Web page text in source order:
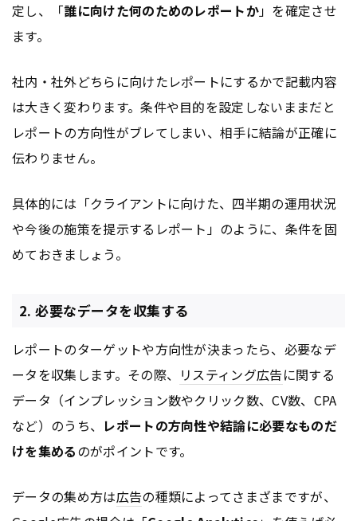
定し、「誰に向けた何のためのレポートか」を確定させ
ます。
社内・社外どちらに向けたレポートにするかで記載内容
は大きく変わります。条件や目的を設定しないままだと
レポートの方向性がブレてしまい、相手に結論が正確に
伝わりません。
具体的には「クライアントに向けた、四半期の運用状況
や今後の施策を提示するレポート」のように、条件を固
めておきましょう。
2. 必要なデータを収集する
レポートのターゲットや方向性が決まったら、必要なデ
ータを収集します。その際、 リスティング広告に関する
データ（インプレッション数やクリック数、CV数、CPA
など）のうち、 レポートの方向性や結論に必要なものだ
けを集めるのがポイントです。
データの集め方は広告の種類によってさまざまですが、